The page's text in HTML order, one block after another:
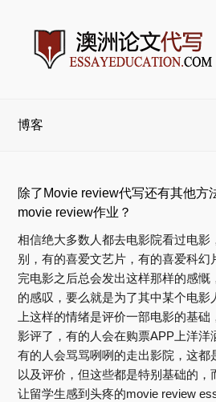
博客
除了Movie review代写还有其他方
movie review作业？
相信绝大多数人都去电影院看过电影
别，有的喜爱文艺片，有的喜爱科幻
完电影之后总会发出这样那样的感慨
的感叹，要么就是为了其中某个电影
上这样的情绪是评价一部电影的基
影评了，有的人会在购票APP上洋洋
有的人会骂骂咧咧的走出影院，这都
以及评价，但这些都是特别基础的，
让留学生感到头疼的movie review